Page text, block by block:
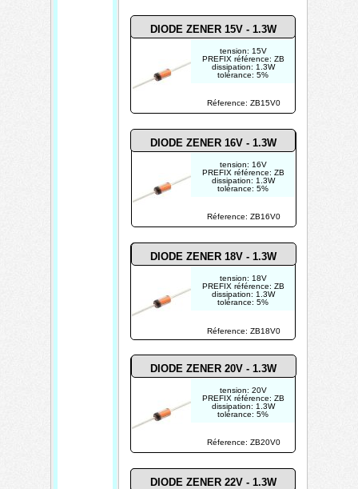
tension: 15V
PREFIX référence: ZB
dissipation: 1.3W
tolérance: 5%
tension: 16V
PREFIX référence: ZB
dissipation: 1.3W
tolérance: 5%
tension: 18V
PREFIX référence: ZB
dissipation: 1.3W
tolérance: 5%
tension: 20V
PREFIX référence: ZB
dissipation: 1.3W
tolérance: 5%
DIODE ZENER 15V - 1.3W
DIODE ZENER 18V - 1.3W
DIODE ZENER 16V - 1.3W
DIODE ZENER 20V - 1.3W
Réference: ZB15V0
Réference: ZB18V0
Réference: ZB20V0
Réference: ZB16V0
DIODE ZENER 22V - 1.3W